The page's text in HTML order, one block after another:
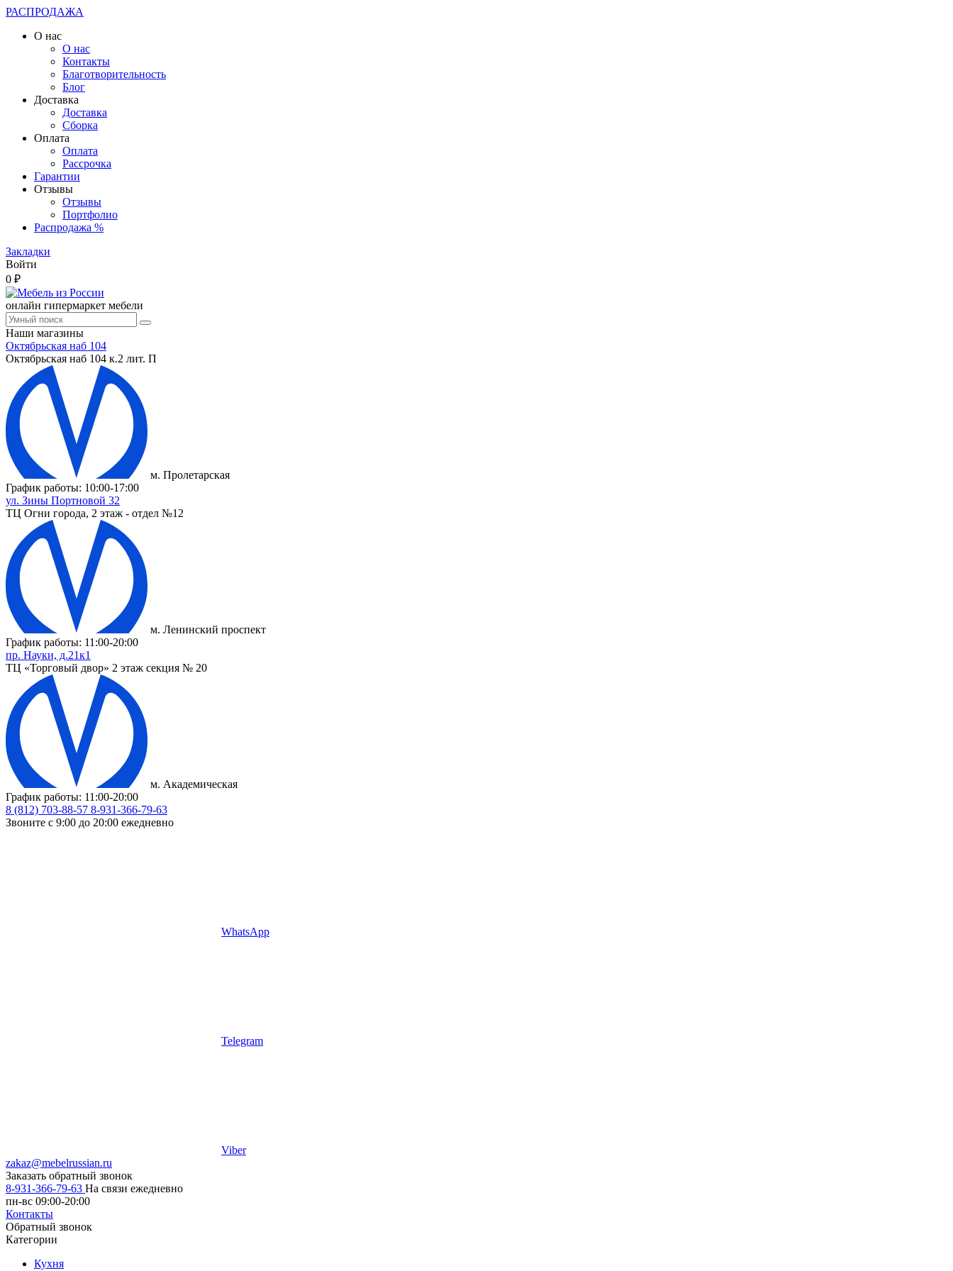
РАСПРОДАЖА
О нас
О нас
Контакты
Благотворительность
Блог
Доставка
Доставка
Сборка
Оплата
Оплата
Рассрочка
Гарантии
Отзывы
Отзывы
Портфолио
Распродажа %
Закладки
Войти
0 ₽
онлайн гипермаркет мебели
Наши магазины
Октябрьская наб 104
Октябрьская наб 104 к.2 лит. П
м. Пролетарская
График работы: 10:00-17:00
ул. Зины Портновой 32
ТЦ Огни города, 2 этаж - отдел №12
м. Ленинский проспект
График работы: 11:00-20:00
пр. Науки, д.21к1
ТЦ «Торговый двор» 2 этаж секция № 20
м. Академическая
График работы: 11:00-20:00
8 (812) 703-88-57 8-931-366-79-63
Звоните с 9:00 до 20:00 ежедневно
WhatsApp
Telegram
Viber
zakaz@mebelrussian.ru
Заказать обратный звонок
8-931-366-79-63 На связи ежедневно
пн-вс 09:00-20:00
Контакты
Обратный звонок
Категории
Кухня